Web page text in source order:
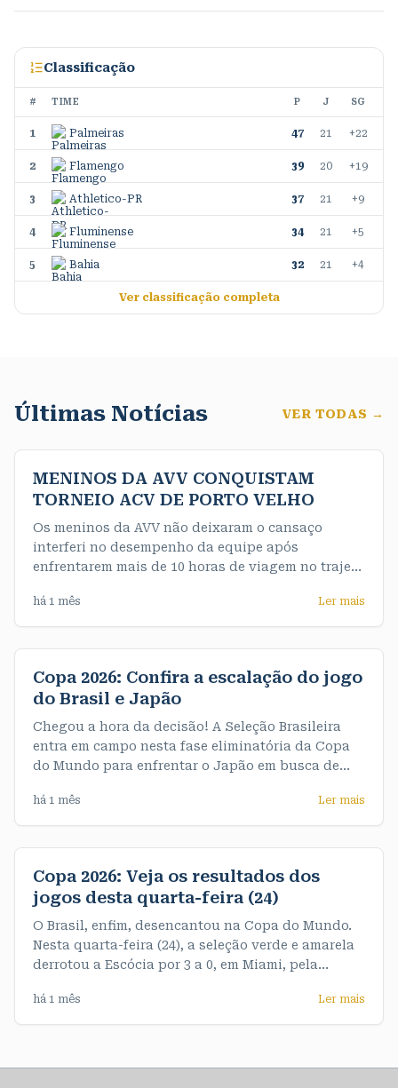
Classificação
# TIME P J SG
1 Palmeiras 47 21 +22
2 Flamengo 39 20 +19
3 Athletico-PR 37 21 +9
4 Fluminense 34 21 +5
5 Bahia 32 21 +4
Ver classificação completa
Últimas Notícias VER TODAS →
MENINOS DA AVV CONQUISTAM
TORNEIO ACV DE PORTO VELHO
Os meninos da AVV não deixaram o cansaço
interferi no desempenho da equipe após
enfrentarem mais de 10 horas de viagem no trajeto
conquistaram o título da competição de forma
invicta. Nossos meninos do sub 16 fizeram uma
há 1 mês Ler mais
Copa 2026: Confira a escalação do jogo
do Brasil e Japão
Chegou a hora da decisão! A Seleção Brasileira
entra em campo nesta fase eliminatória da Copa
do Mundo para enfrentar o Japão em busca de
às 13h (horário de Rondônia). A partir de agora,
não há espaço para erros: quem vencer avança, e
há 1 mês Ler mais
Copa 2026: Veja os resultados dos
jogos desta quarta-feira (24)
O Brasil, enfim, desencantou na Copa do Mundo.
Nesta quarta-feira (24), a seleção verde e amarela
derrotou a Escócia por 3 a 0, em Miami, pela
garantiu o primeiro objetivo do Mundial, que era
terminar o grupo na liderança, com sete pontos. >>
há 1 mês Ler mais